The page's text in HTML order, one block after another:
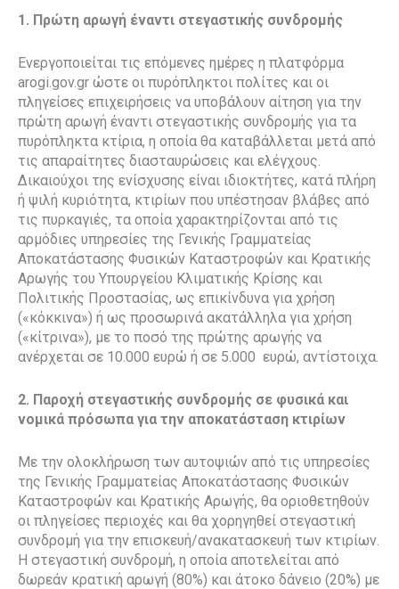
1. Πρώτη αρωγή έναντι στεγαστικής συνδρομής
Ενεργοποιείται τις επόμενες ημέρες η πλατφόρμα
arogi.gov.gr ώστε οι πυρόπληκτοι πολίτες και οι
πληγείσες επιχειρήσεις να υποβάλουν αίτηση για την
πρώτη αρωγή έναντι στεγαστικής συνδρομής για τα
πυρόπληκτα κτίρια, η οποία θα καταβάλλεται μετά από
τις απαραίτητες διασταυρώσεις και ελέγχους.
Δικαιούχοι της ενίσχυσης είναι ιδιοκτήτες, κατά πλήρη
ή ψιλή κυριότητα, κτιρίων που υπέστησαν βλάβες από
τις πυρκαγιές, τα οποία χαρακτηρίζονται από τις
αρμόδιες υπηρεσίες της Γενικής Γραμματείας
Αποκατάστασης Φυσικών Καταστροφών και Κρατικής
Αρωγής του Υπουργείου Κλιματικής Κρίσης και
Πολιτικής Προστασίας, ως επικίνδυνα για χρήση
(«κόκκινα») ή ως προσωρινά ακατάλληλα για χρήση
(«κίτρινα»), με το ποσό της πρώτης αρωγής να
ανέρχεται σε 10.000 ευρώ ή σε 5.000 ευρώ, αντίστοιχα.
2. Παροχή στεγαστικής συνδρομής σε φυσικά και
νομικά πρόσωπα για την αποκατάσταση κτιρίων
Με την ολοκλήρωση των αυτοψιών από τις υπηρεσίες
της Γενικής Γραμματείας Αποκατάστασης Φυσικών
Καταστροφών και Κρατικής Αρωγής, θα οριοθετηθούν
οι πληγείσες περιοχές και θα χορηγηθεί στεγαστική
συνδρομή για την επισκευή/ανακατασκευή των κτιρίων.
Η στεγαστική συνδρομή, η οποία αποτελείται από
δωρεάν κρατική αρωγή (80%) και άτοκο δάνειο (20%) με